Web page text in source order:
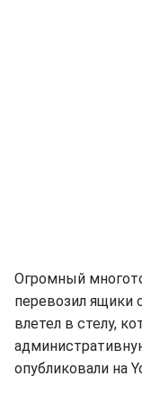
Огромный
перевозил ящики
влетел в стелу,
опубликовали на